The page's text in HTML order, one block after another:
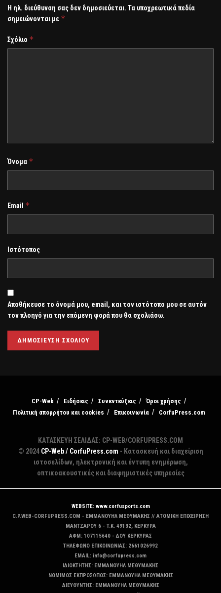
Η ηλ. διεύθυνση σας δεν δημοσιεύεται. Τα υποχρεωτικά πεδία
σημειώνονται με *
Σχόλιο *
Όνομα *
Email *
Ιστότοπος
Αποθήκευσε το όνομά μου, email, και τον ιστότοπο μου σε αυτόν
τον πλοηγό για την επόμενη φορά που θα σχολιάσω.
CP-Web Ειδήσεις Συνεντεύξεις
Όροι χρήσης
Πολιτική απορρήτου και cookies
Επικοινωνία CorfuPress.com
ΚΑΤΑΣΚΕΥΗ ΣΕΛΙΔΑΣ: CP-WEB/CORFUPRESS.COM
© 2024 CP-Web / CorfuPress.com - Κατασκευή και διαχείριση
ιστοσελίδων, ηλεκτρονική και έντυπη ενημέρωση,
οπτικοακουστικές και διαφημιστικές υπηρεσίες
WEBSITE: www.corfusports.com
C.P.WEB-CORFUPRESS.COM - ΕΜΜΑΝΟΥΗΛ ΜΕΘΥΜΑΚΗΣ // ΑΤΟΜΙΚΗ ΕΠΙΧΕΙΡΗΣΗ
MANTZAΡΟΥ 6 - T.K. 49132, ΚΕΡΚΥΡΑ
ΑΦΜ: 107115640 - ΔΟΥ ΚΕΡΚΥΡΑΣ
ΤΗΛΕΦΩΝΟ ΕΠΙΚΟΙΝΩΝΙΑΣ: 2661026992
EMAIL: info@corfupress.com
ΙΔΙΟΚΤΗΤΗΣ: EMMANOYΗΛ ΜΕΘΥΜΑΚΗΣ
ΝΟΜΙΜΟΣ ΕΚΠΡΟΣΩΠΟΣ: EMMANOYΗΛ ΜΕΘΥΜΑΚΗΣ
ΔΙΕΥΘΥΝΤΗΣ: EMMANOYΗΛ ΜΕΘΥΜΑΚΗΣ